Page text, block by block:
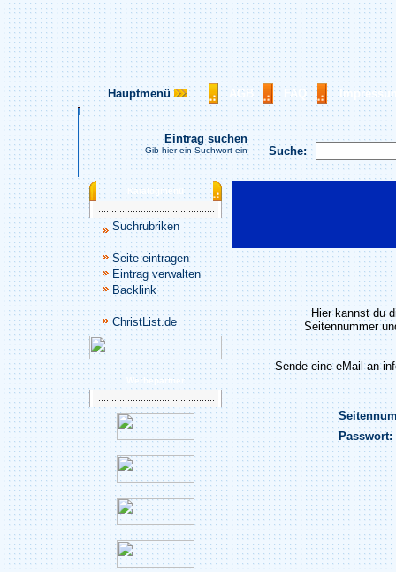
Hauptmenü AGB FAQ
Suche:
Eintrag suchen
Gib hier ein Suchwort ein
Katalogmenü
Suchrubriken
Seite eintragen
Eintrag verwalten
Backlink
ChristList.de
Werbepartner
Hier kannst du
Seitennummer
Sende eine eMail an
Passwort: